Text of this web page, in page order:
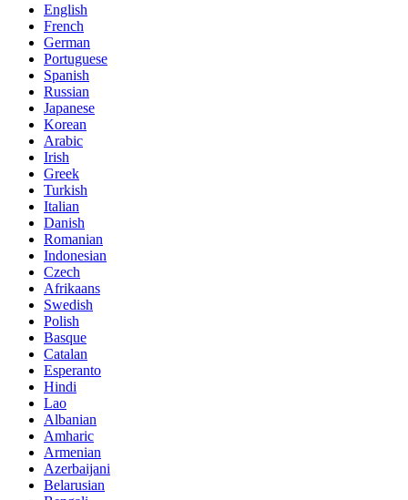
English
French
German
Portuguese
Spanish
Russian
Japanese
Korean
Arabic
Irish
Greek
Turkish
Italian
Danish
Romanian
Indonesian
Czech
Afrikaans
Swedish
Polish
Basque
Catalan
Esperanto
Hindi
Lao
Albanian
Amharic
Armenian
Azerbaijani
Belarusian